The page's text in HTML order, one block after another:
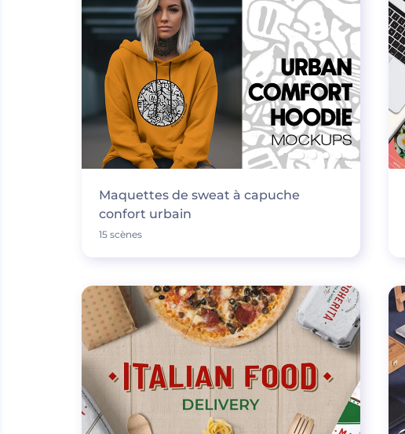
Maquettes de sweat à capuche
confort urbain
15 scènes